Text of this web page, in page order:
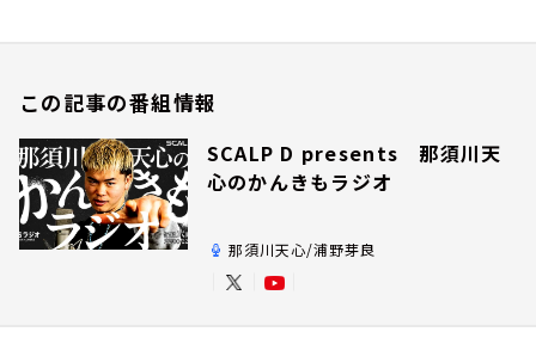
この記事の番組情報
SCALP D presents 那須川天
心のかんきもラジオ
那須川天心/浦野芽良